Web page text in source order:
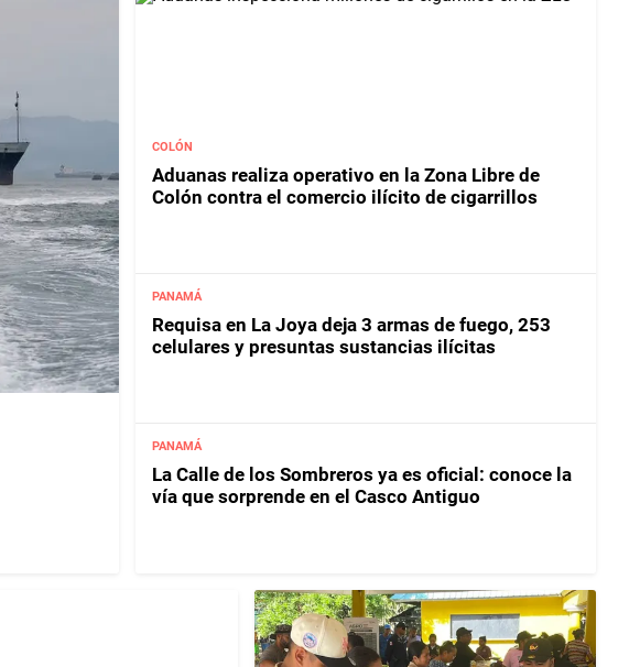
COLÓN
Aduanas realiza operativo en la Zona Libre de
Colón contra el comercio ilícito de cigarrillos
PANAMÁ
Requisa en La Joya deja 3 armas de fuego, 253
celulares y presuntas sustancias ilícitas
PANAMÁ
La Calle de los Sombreros ya es oficial: conoce la
vía que sorprende en el Casco Antiguo